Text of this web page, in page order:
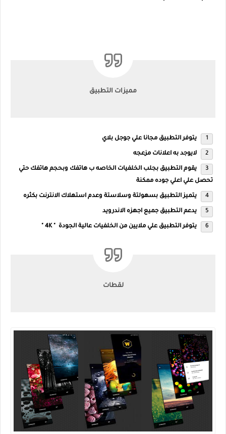
مميزات التطبيق
يتوفر التطبيق مجانا علي جوجل بلاي
لايوجد به اعلانات مزعجه
يقوم التطبيق بجلب الخلفيات الخاصه ب هاتفك وبحجم هاتفك حتي
تحصل علي اعلي جوده ممكنة
يتميز التطبيق بسهولتة وسلاستة وعدم استهلاك الانترنت بكثره
يدعم التطبيق جميع اجهزه الاندرويد
يتوفر التطبيق علي ملايين من الخلفيات عالية الجودة " 4K "
لقطات